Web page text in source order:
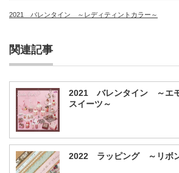
2021 バレンタイン ～レディティントカラー～
関連記事
2021 バレンタイン ～エ
スイーツ～
2022 ラッピング ～リボ